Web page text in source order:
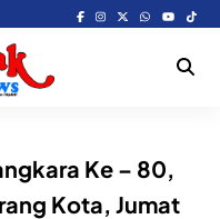
Ke – 80,
Kota, Jumat